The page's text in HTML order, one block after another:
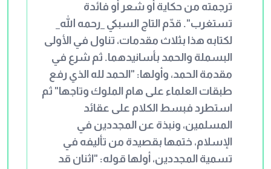
ترجمته من حكاية أو شعر أو فائدة
تستغرب". قدّم التاج السبكي _رحمه الله_
لكتابه هذا بثلاث مقدمات، تناول في الأولى
البسملة والحمد بأسانيدهما. ثم شرع في
مقدمة الحمد، وأولها: "الحمد لله الذي رفع
طبقات العلماء على هام الملوك وتاجها" ثم
استطرد فبسط الكلام على عقائد
المسلمين، ونبذة عن المجددين في
الإسلام، ختمها بقصيدة من تأليفه في
تسمية المجددين، أولها قوله: "اثنان قد